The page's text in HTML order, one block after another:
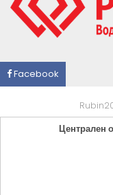
Facebook
Централен